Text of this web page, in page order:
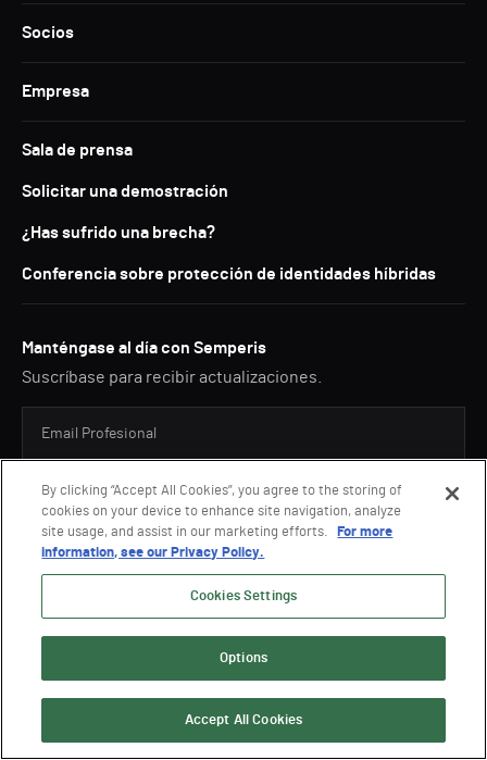
Socios
Empresa
Sala de prensa
Solicitar una demostración
¿Has sufrido una brecha?
Conferencia sobre protección de identidades híbridas
Manténgase al día con Semperis
Suscríbase para recibir actualizaciones.
información enviada para enviarle información promocional sobre sus productos y
servicios de acuerdo con la
de Semperis. Puede excluirse en
cualquier momento.
By clicking “Accept All Cookies”, you agree to the storing of
cookies on your device to enhance site navigation, analyze
site usage, and assist in our marketing efforts.
For more
information, see our Privacy Policy.
Cookies Settings
Options
Accept All Cookies